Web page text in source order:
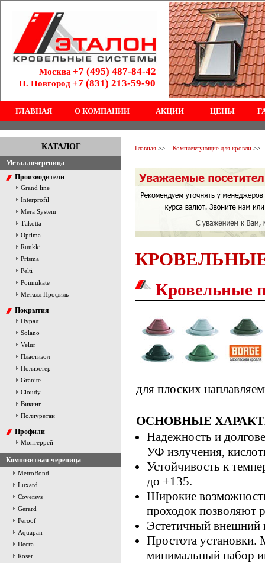
Москва +7 (495) 487-84-42
Н. Новгород+7 (831) 213-59-90
ГЛАВНАЯ О КОМПАНИИ АКЦИИ ЦЕНЫ
КАТАЛОГ
Металлочерепица
Производители
Grand line
Interprofil
Mera System
Тakotta
Optima
Ruukki
Prisma
Pelti
Poimukate
Металл Профиль
Покрытия
Пурал
Solano
Velur
Пластизол
Полиэстер
Granite
Cloudy
Викинг
Полиуретан
Профили
Монтеррей
Композитная черепица
MetroBond
Luxard
Coversys
Gerard
Feroof
Aquapan
Decra
Roser
Главная >> Комплектующие для кровли >>
Кровельные
для плоских
ОСНОВНЫЕ
Надежность и
УФ излучения,
Устойчивость к
до +135.
Широкие
проходок позволяют
Эстетичный внешний
Простота установки.
минимальный набор